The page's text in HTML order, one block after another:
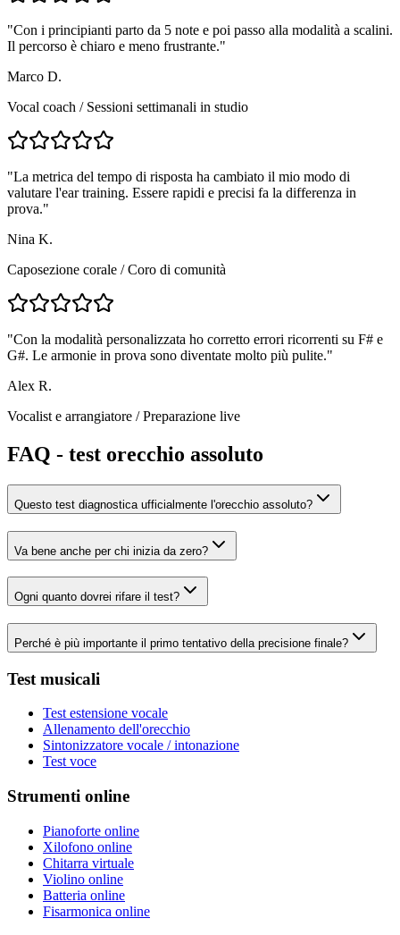
"Con i principianti parto da 5 note e poi passo alla modalità a scalini.
Il percorso è chiaro e meno frustrante."
Marco D.
Vocal coach / Sessioni settimanali in studio
"La metrica del tempo di risposta ha cambiato il mio modo di
valutare l'ear training. Essere rapidi e precisi fa la differenza in
prova."
Nina K.
Caposezione corale /Coro di comunità
"Con la modalità personalizzata ho corretto errori ricorrenti su F# e
G#. Le armonie in prova sono diventate molto più pulite."
Alex R.
Vocalist e arrangiatore /Preparazione live
FAQ - test orecchio assoluto
Questo test diagnostica ufficialmente l'orecchio assoluto?
Va bene anche per chi inizia da zero?
Ogni quanto dovrei rifare il test?
Perché è più importante il primo tentativo della precisione finale?
Test musicali
Test estensione vocale
Allenamento dell'orecchio
Sintonizzatore vocale / intonazione
Test voce
Strumenti online
Pianoforte online
Xilofono online
Chitarra virtuale
Violino online
Batteria online
Fisarmonica online